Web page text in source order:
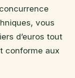
vous
d’euros tout
conforme aux